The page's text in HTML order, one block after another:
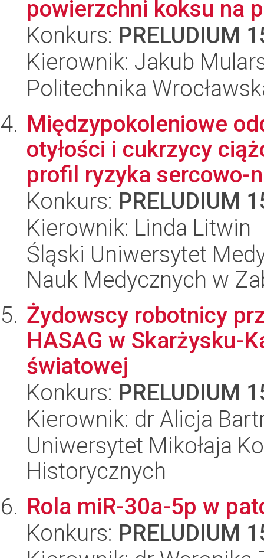
powierzchni koksu na
Konkurs: PRELUDIUM
Kierownik: Jakub
Politechnika
Międzypokoleniowe
otyłości i cukrzycy
profil ryzyka sercowo-
Konkurs: PRELUDIUM
Kierownik: Linda Litwin
Śląski Uniwersytet
Nauk Medycznych w
Żydowscy robotnicy
HASAG w Skarżysku-
światowej
Konkurs: PRELUDIUM
Kierownik: dr Alicja
Uniwersytet Mikołaja
Historycznych
Rola miR-30a-5p w
Konkurs: PRELUDIUM